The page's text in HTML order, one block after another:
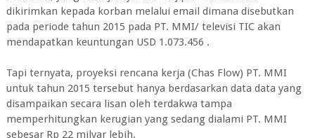
dikirimkan kepada korban melalui email dimana disebutkan
pada periode tahun 2015 pada PT. MMI/ televisi TIC akan
mendapatkan keuntungan USD 1.073.456 .
Tapi ternyata, proyeksi rencana kerja (Chas Flow) PT. MMI
untuk tahun 2015 tersebut hanya berdasarkan data data yang
disampaikan secara lisan oleh terdakwa tampa
memperhitungkan kerugian yang sedang dialami PT. MMI
sebesar Rp 22 milyar lebih.